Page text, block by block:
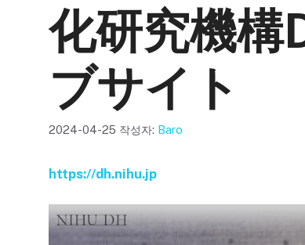
化研究機構
ブサイト
2024-04-25 작성자: Baro
https://dh.nihu.jp